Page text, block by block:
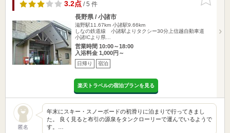
りに追加
3.2点/ 5 件
長野県 / 小諸市
滋野駅11.67km 小諸駅9.66km
しなの鉄道線 小諸駅よりタクシー30分上信越自動車道
小諸ICより県…
営業時間 10:00～18:00
入浴料金 1,000円～
日帰り 宿泊
楽天トラベルの宿泊プランを見る
匿名
年末にスキー・スノーボードの初滑りに泊まりで行ってきまし
た。 良く見ると布引の源泉をタンクローリーで運んでいるようで
す。…